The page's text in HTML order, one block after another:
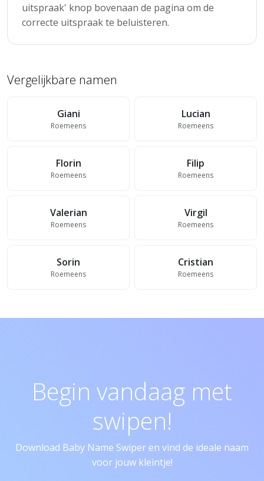
uitspraak' knop bovenaan de pagina om de
correcte uitspraak te beluisteren.
Vergelijkbare namen
Giani
Roemeens
Lucian
Roemeens
Florin
Roemeens
Filip
Roemeens
Valerian
Roemeens
Virgil
Roemeens
Sorin
Roemeens
Cristian
Roemeens
Begin vandaag met
swipen!
Download Baby Name Swiper en vind de ideale naam
voor jouw kleintje!